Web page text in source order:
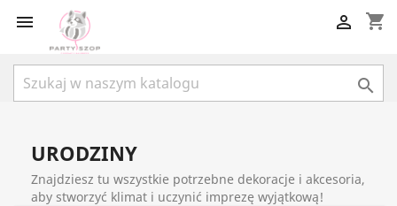
 shopping_cart


URODZINY
Znajdziesz tu wszystkie potrzebne dekoracje i akcesoria,
aby stworzyć klimat i uczynić imprezę wyjątkową!